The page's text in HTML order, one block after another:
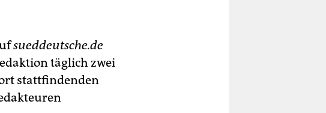
sueddeutsche.de
täglich zwei
stattfindenden